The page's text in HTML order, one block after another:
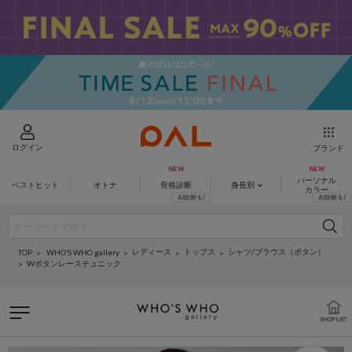
ログイン ブランド
ベストヒット オトナ 骨格診断 身長別
パーソナル
カラー
TOP WHO’S WHO gallery レディース トップス
シャツ/ブラウス（ボタン）
Wボタンレースチュニック